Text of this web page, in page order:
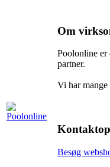
Om
Poolonline er
partner.
Vi har mange
Besøg